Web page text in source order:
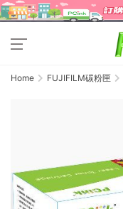
Home FUJIFILM碳粉匣